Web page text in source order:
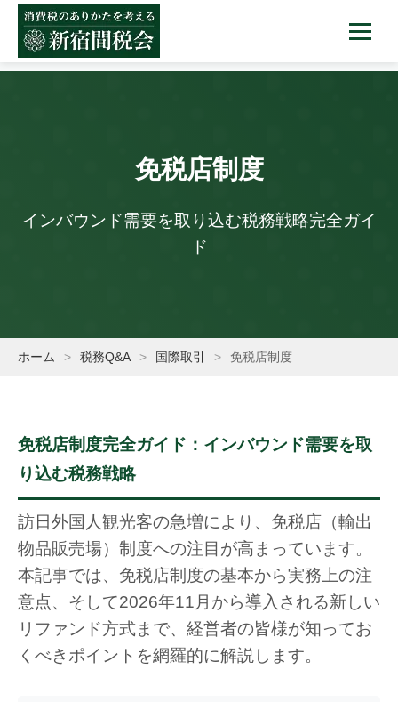
免税店制度
インバウンド需要を取り込む税務戦略完全ガイ
ド
ホーム 税務Q&A 国際取引 免税店制度
免税店制度完全ガイド：インバウンド需要を取
り込む税務戦略
訪日外国人観光客の急増により、免税店（輸出
物品販売場）制度への注目が高まっています。
本記事では、免税店制度の基本から実務上の注
意点、そして2026年11月から導入される新しい
リファンド方式まで、経営者の皆様が知ってお
くべきポイントを網羅的に解説します。